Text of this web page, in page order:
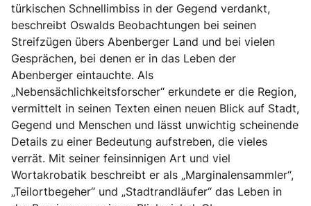
türkischen Schnellimbiss in der Gegend verdankt,
beschreibt Oswalds Beobachtungen bei seinen
Streifzügen übers Abenberger Land und bei vielen
Gesprächen, bei denen er in das Leben der
Abenberger eintauchte. Als
„Nebensächlichkeitsforscher“ erkundete er die Region,
vermittelt in seinen Texten einen neuen Blick auf Stadt,
Gegend und Menschen und lässt unwichtig scheinende
Details zu einer Bedeutung aufstreben, die vieles
verrät. Mit seiner feinsinnigen Art und viel
Wortakrobatik beschreibt er als „Marginalensammler“,
„Teilortbegeher“ und „Stadtrandläufer“ das Leben in